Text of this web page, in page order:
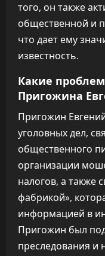
того, он также
общественной и
что дает ему
известность.
Какие
Пригожина
Пригожин
уголовных дел,
общественного
организации
налогов, а также
фабрикой»,
информацией в
Пригожин был
преследования и